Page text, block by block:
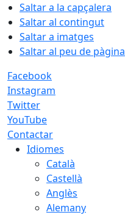
Saltar a la capçalera
Saltar al contingut
Saltar a imatges
Saltar al peu de pàgina
Facebook
Instagram
Twitter
YouTube
Contactar
Idiomes
Català
Castellà
Anglès
Alemany